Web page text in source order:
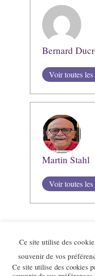
Bernard
Voir toutes
Martin Stahl
Voir toutes
Ce site utilise des
souvenir de vos
Ce site utilise des cookies